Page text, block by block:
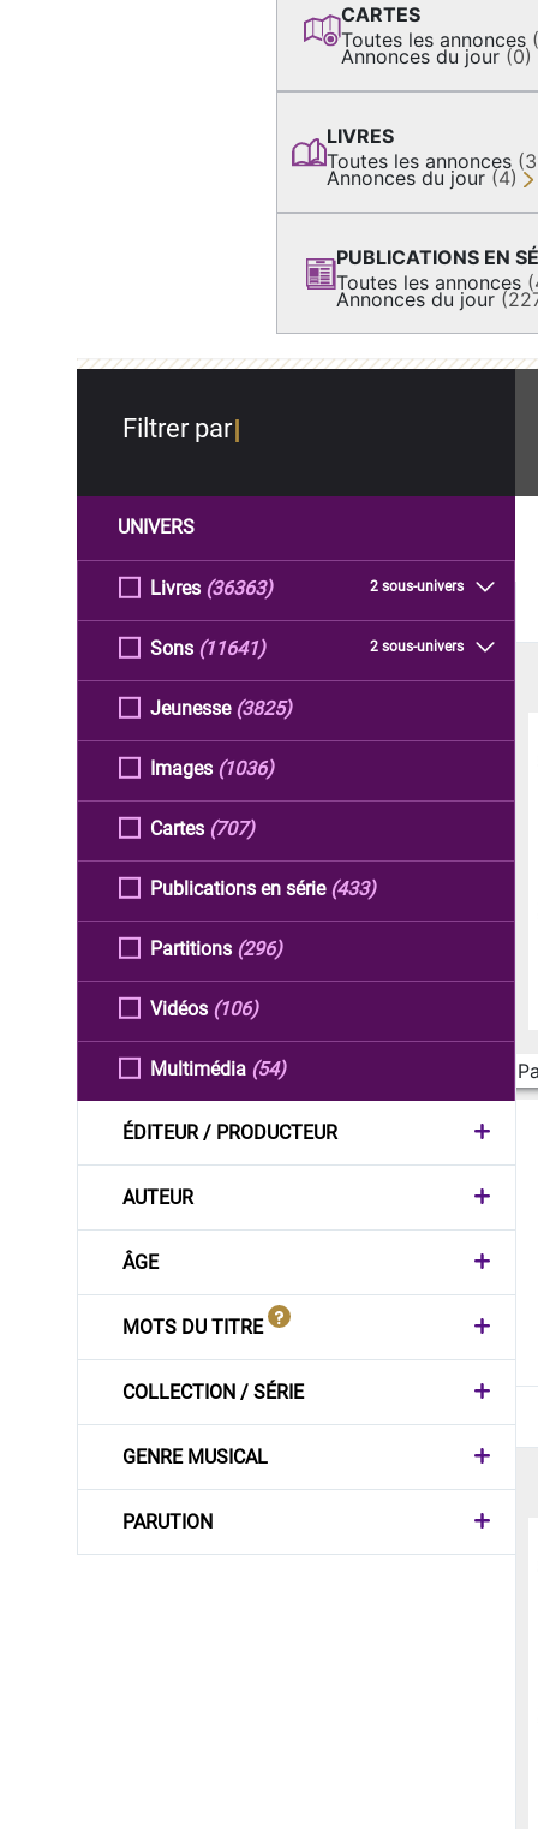
CARTES
Toutes les annonces
Annonces du jour (0)
LIVRES
Toutes les annonces
Annonces du jour (4)
PUBLICATIONS EN
Toutes les annonces
Annonces du jour
Filtrer par
UNIVERS
Livres 2 sous-univers
(36363)
Sons 2 sous-univers
(11641)
Jeunesse (3825)
Images (1036)
Cartes (707)
Publications en série (433)
Partitions (296)
Vidéos (106)
Multimédia (54)
ÉDITEUR / PRODUCTEUR
AUTEUR
ÂGE
MOTS DU TITRE
COLLECTION / SÉRIE
GENRE MUSICAL
PARUTION